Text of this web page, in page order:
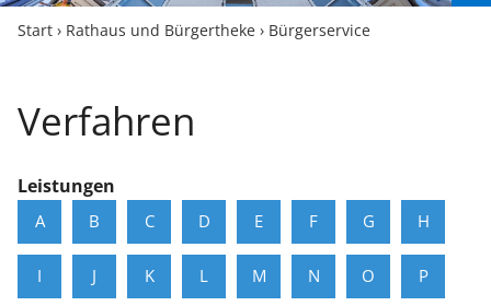
Start › Rathaus und Bürgertheke › Bürgerservice
Verfahren
Leistungen
A B C D E F G H
I J K L M N O P